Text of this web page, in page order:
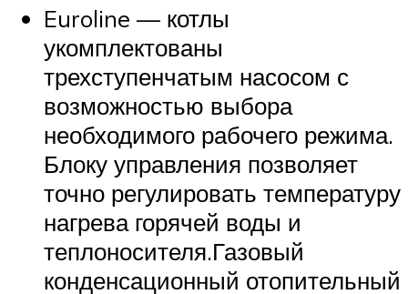
Euroline — котлы
укомплектованы
трехступенчатым насосом с
возможностью выбора
необходимого рабочего режима.
Блоку управления позволяет
точно регулировать температуру
нагрева горячей воды и
теплоносителя.Газовый
конденсационный отопительный